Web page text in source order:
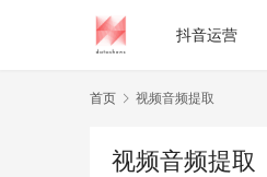
抖音运营
首页 视频音频提取
视频音频提取